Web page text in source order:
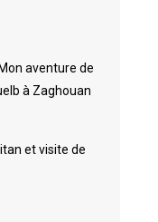
aventure de
à Zaghouan
et visite de